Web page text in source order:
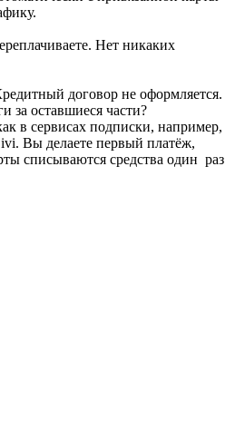
Нет никаких
договор не оформляется.
за оставшиеся части?
в сервисах подписки, например,
Вы делаете первый платёж,
списываются средства один раз